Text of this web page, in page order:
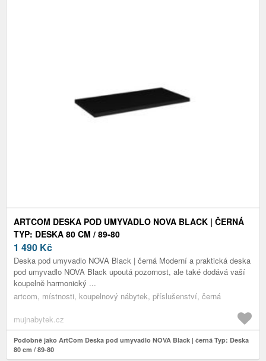
ARTCOM DESKA POD UMYVADLO NOVA BLACK | ČERNÁ
TYP: DESKA 80 CM / 89-80
1 490 Kč
Deska pod umyvadlo NOVA Black | černá Moderní a praktická deska
pod umyvadlo NOVA Black upoutá pozornost, ale také dodává vaší
koupelně harmonický ...
artcom, místnosti, koupelnový nábytek, příslušenství, černá
mujnabytek.cz
Podobně jako ArtCom Deska pod umyvadlo NOVA Black | černá Typ: Deska
80 cm / 89-80